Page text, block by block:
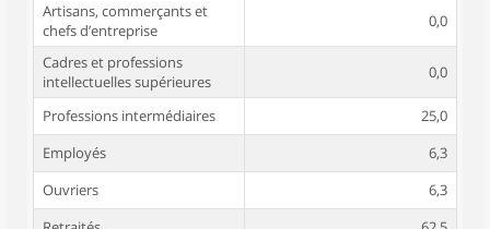
Artisans, commerçants et
chefs d’entreprise
0,0
Cadres et professions
intellectuelles supérieures
0,0
Professions intermédiaires
25,0
Employés
6,3
Ouvriers
6,3